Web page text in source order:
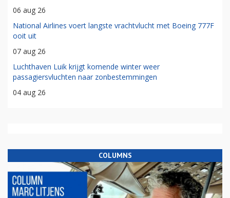
06 aug 26
National Airlines voert langste vrachtvlucht met Boeing 777F
ooit uit
07 aug 26
Luchthaven Luik krijgt komende winter weer
passagiersvluchten naar zonbestemmingen
04 aug 26
COLUMNS